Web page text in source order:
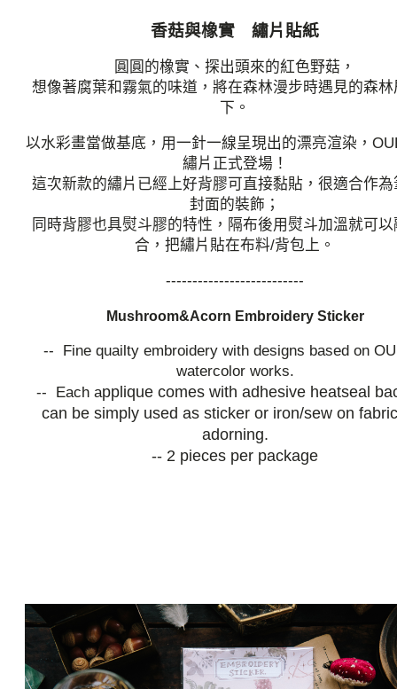
香菇與橡實 繡片貼紙
圓圓的橡實、探出頭來的紅色野菇，
想像著腐葉和霧氣的味道，將在森林漫步時遇見的森林
下。
以水彩畫當做基底，用一針一線呈現出的漂亮渲染，
繡片正式登場！
這次新款的繡片已經上好背膠可直接黏貼，很適合作為
封面的裝飾；
同時背膠也具熨斗膠的特性，隔布後用熨斗加溫就可以
合，把繡片貼在布料/背包上。
--------------------------
Mushroom&Acorn Embroidery Sticker
-- Fine quailty embroidery with designs based on
watercolor works.
-- Each applique comes with adhesive heatseal
can be simply used as sticker or iron/sew on
adorning.
-- 2 pieces per package